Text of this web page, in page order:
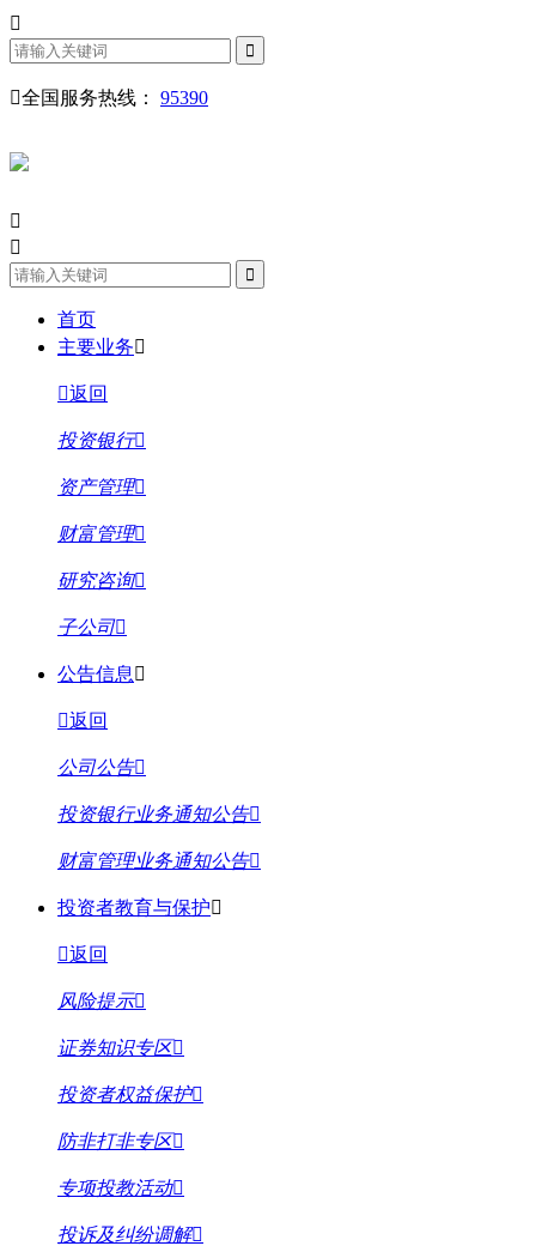
全国服务热线： 95390
首页
主要业务
返回
投资银行
资产管理
财富管理
研究咨询
子公司
公告信息
返回
公司公告
投资银行业务通知公告
财富管理业务通知公告
投资者教育与保护
返回
风险提示
证券知识专区
投资者权益保护
防非打非专区
专项投教活动
投诉及纠纷调解